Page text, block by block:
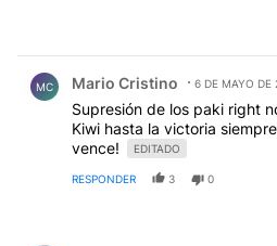
MC Mario Cristino 6 DE MAYO DE
Supresión de los paki right
Kiwi hasta la victoria
vence!
EDITADO
RESPONDER 3 0